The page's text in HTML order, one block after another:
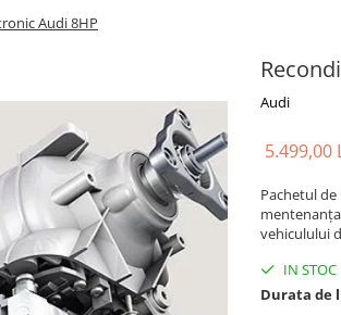
Audi 8HP
Audi
5.499,00
Pachetul de
vehiculului
IN STOC
Durata de